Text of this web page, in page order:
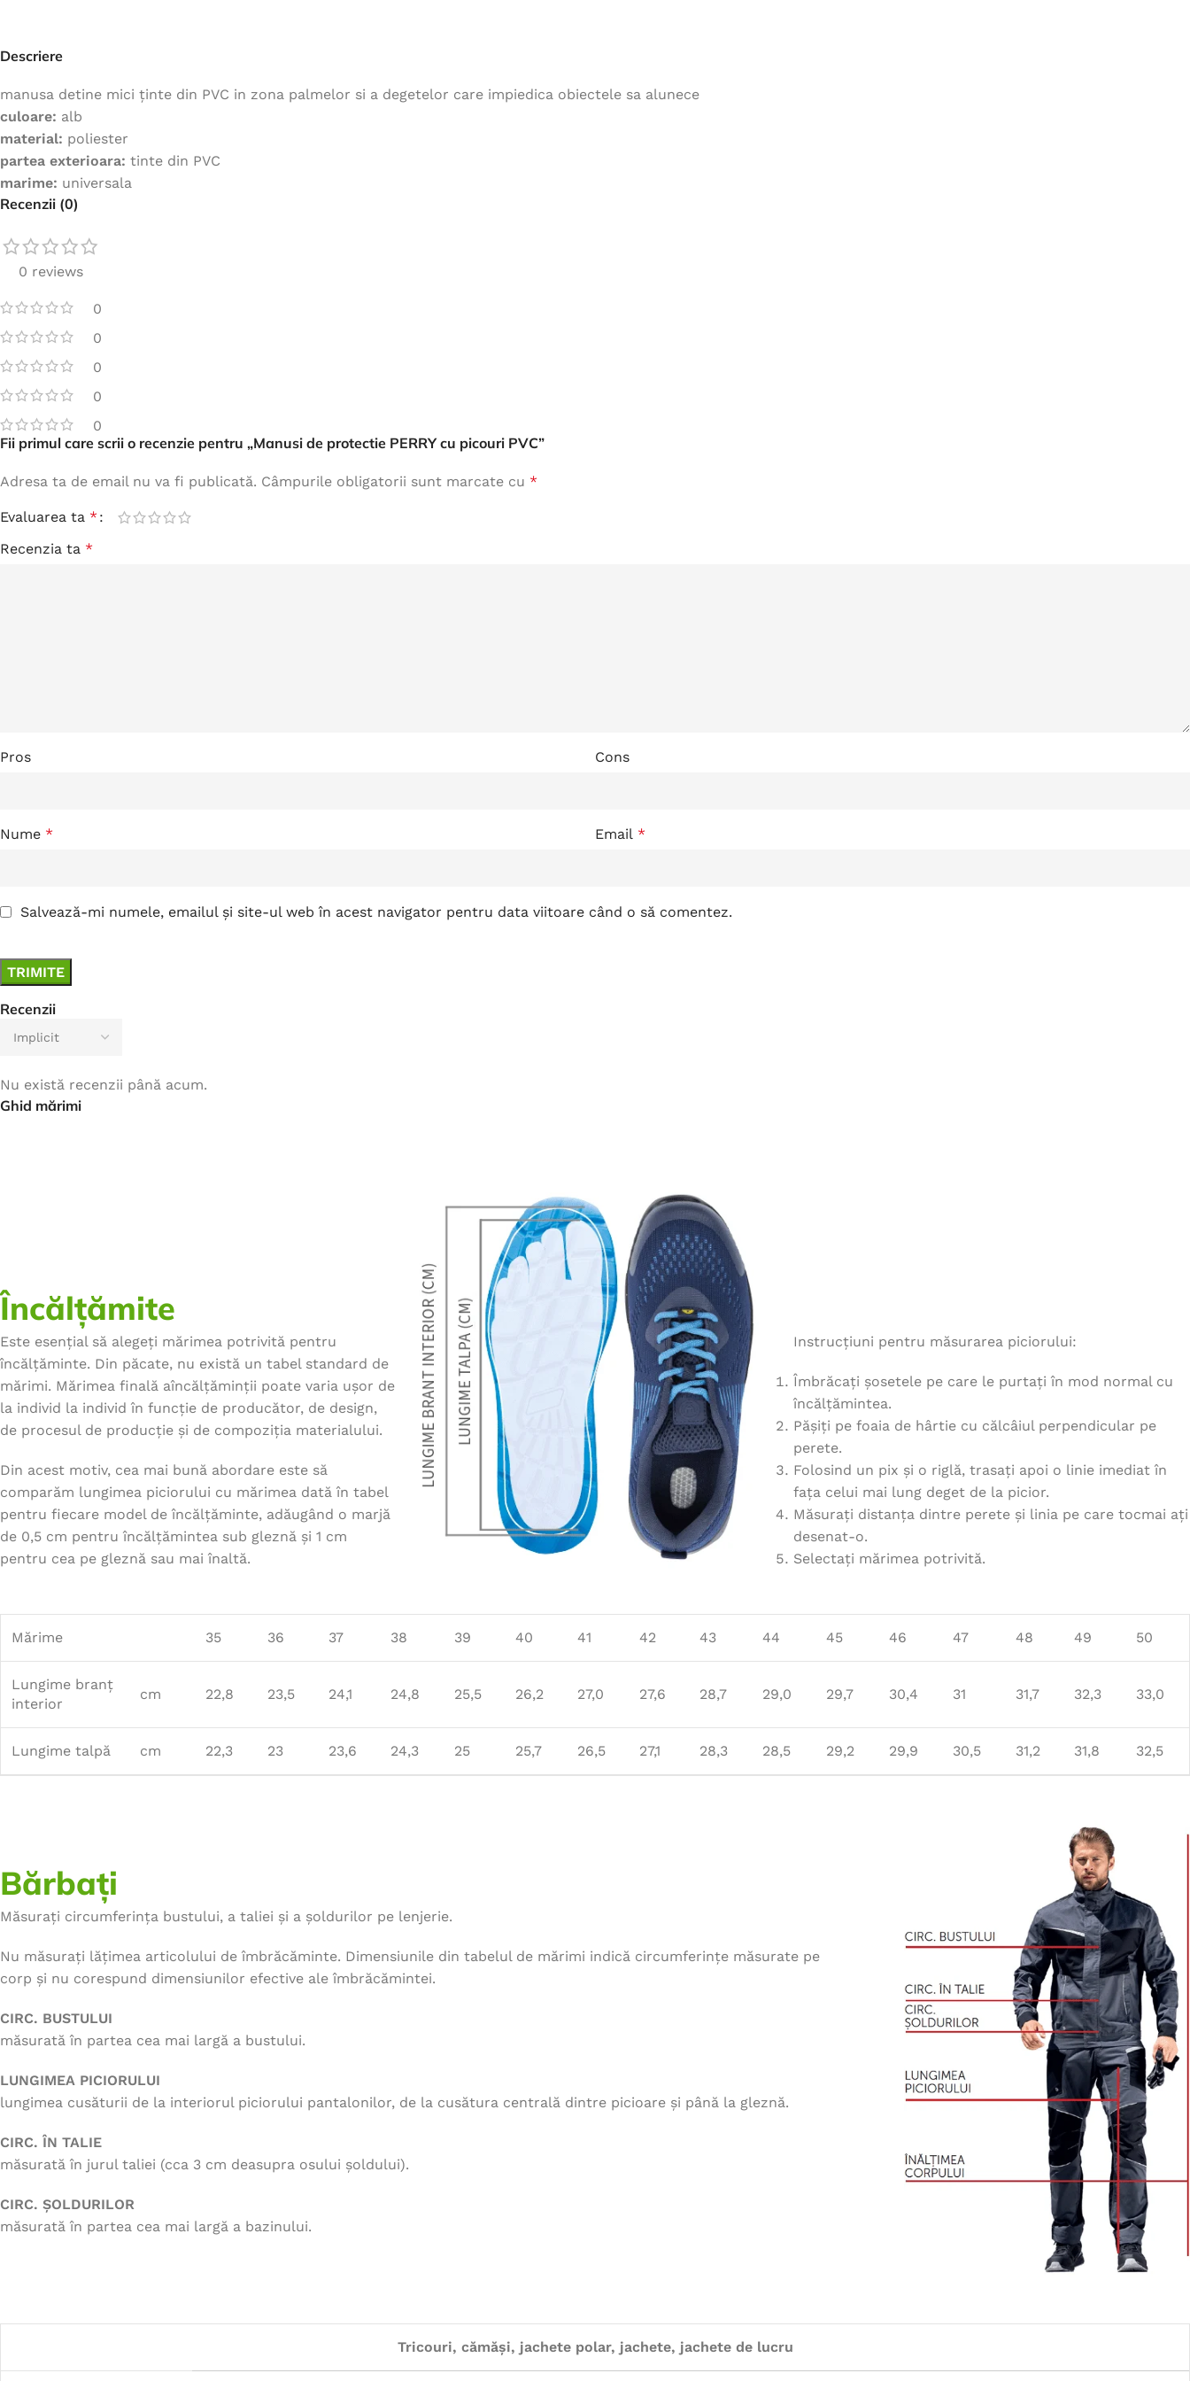
Tricouri
Pelerine
Costume
Șorțuri
Accesorii
Descriere
manusa detine mici ținte din PVC in zona palmelor si a degetelor care impiedica obiectele sa alunece
culoare: alb
material: poliester
partea exterioara: tinte din PVC
marime: universala
Recenzii (0)
0 reviews
0
0
0
0
0
Recenzii
Nu există recenzii până acum.
Fii primul care scrii o recenzie pentru „Manusi de protectie PERRY cu picouri PVC”
Adresa ta de email nu va fi publicată. Câmpurile obligatorii sunt marcate cu *
Evaluarea ta *
Recenzia ta *
Pros Cons
Nume * Email *
Salvează-mi numele, emailul și site-ul web în acest navigator pentru data viitoare când o să comentez.
Ghid mărimi
Încălțămite
Este esențial să alegeți mărimea potrivită pentru
încălțăminte. Din păcate, nu există un tabel standard de
mărimi. Mărimea finală aîncălțăminții poate varia ușor de
la individ la individ în funcție de producător, de design,
de procesul de producție și de compoziția materialului.
Din acest motiv, cea mai bună abordare este să
comparăm lungimea piciorului cu mărimea dată în tabel
pentru fiecare model de încălțăminte, adăugând o marjă
de 0,5 cm pentru încălțămintea sub gleznă și 1 cm
pentru cea pe gleznă sau mai înaltă.
Instrucțiuni pentru măsurarea piciorului:
Îmbrăcați șosetele pe care le purtați în mod normal cu
încălțămintea.
Pășiți pe foaia de hârtie cu călcâiul perpendicular pe
perete.
Folosind un pix și o riglă, trasați apoi o linie imediat în
fața celui mai lung deget de la picior.
Măsurați distanța dintre perete și linia pe care tocmai ați
desenat-o.
Selectați mărimea potrivită.
Mărime 35 36 37 38 39 40 41 42 43 44 45 46 47 48 49 50
Lungime branț
interior
cm 22,8 23,5 24,1 24,8 25,5 26,2 27,0 27,6 28,7 29,0 29,7 30,4 31 31,7 32,3 33,0
Lungime talpă cm 22,3 23 23,6 24,3 25 25,7 26,5 27,1 28,3 28,5 29,2 29,9 30,5 31,2 31,8 32,5
Bărbați
Măsurați circumferința bustului, a taliei și a șoldurilor pe lenjerie.
Nu măsurați lățimea articolului de îmbrăcăminte. Dimensiunile din tabelul de mărimi indică circumferințe măsurate pe
corp și nu corespund dimensiunilor efective ale îmbrăcămintei.
CIRC. BUSTULUI
măsurată în partea cea mai largă a bustului.
LUNGIMEA PICIORULUI
lungimea cusăturii de la interiorul piciorului pantalonilor, de la cusătura centrală dintre picioare și până la gleznă.
CIRC. ÎN TALIE
măsurată în jurul taliei (cca 3 cm deasupra osului șoldului).
CIRC. ȘOLDURILOR
măsurată în partea cea mai largă a bazinului.
Tricouri, cămăși, jachete polar, jachete, jachete de lucru